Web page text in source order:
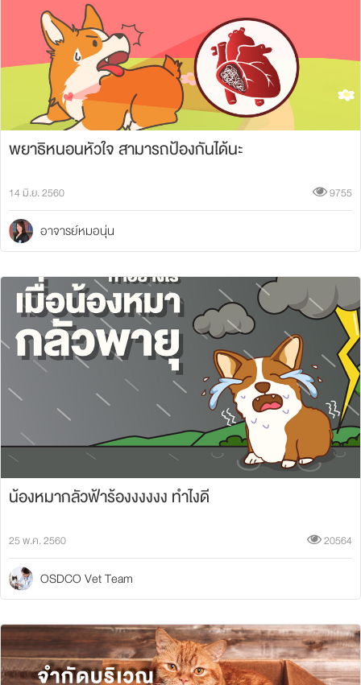
พยาธิหนอนหัวใจ สามารถป้องกันได้นะ
9755
14 มิ.ย. 2560
อาจารย์หมอนุ่น
น้องหมากลัวฟ้าร้องงงงงง ทำไงดี
20564
25 พ.ค. 2560
OSDCO Vet Team